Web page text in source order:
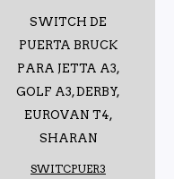
SWITCH DE
PUERTA BRUCK
PARA JETTA A3,
GOLF A3, DERBY,
EUROVAN T4,
SHARAN
SWITCPUER3